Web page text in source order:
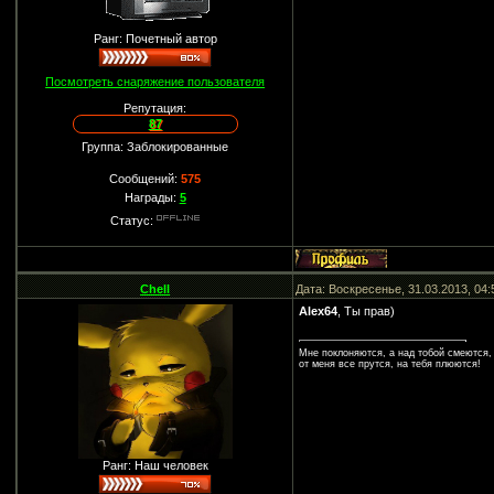
Ранг: Почетный автор
Посмотреть снаряжение пользователя
Репутация:
87
Группа: Заблокированные
Сообщений:575
Награды: 5
Статус:
Chell Дата: Воскресенье, 31.03.2013,
Ранг: Наш человек
Alex64 , Ты прав)
Мне поклоняются, а над тобой смеются,
от меня все прутся, на тебя плюются!